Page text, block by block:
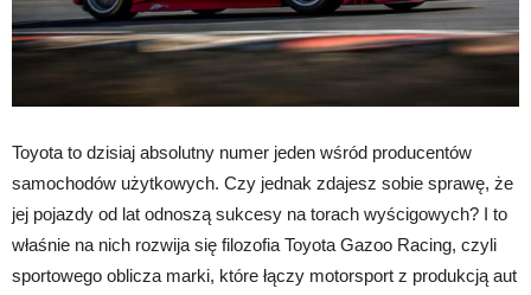
Toyota to dzisiaj absolutny numer jeden wśród producentów
samochodów użytkowych. Czy jednak zdajesz sobie sprawę, że
jej pojazdy od lat odnoszą sukcesy na torach wyścigowych? I to
właśnie na nich rozwija się filozofia Toyota Gazoo Racing, czyli
sportowego oblicza marki, które łączy motorsport z produkcją aut